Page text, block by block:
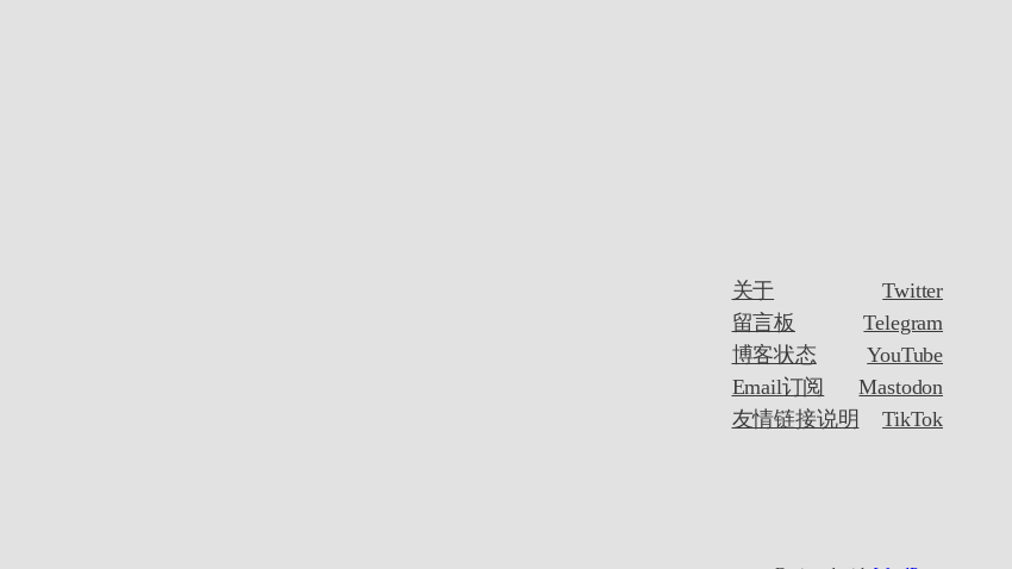
关于
留言板
博客状态
Email订阅
友情链接说明
Twitter
Telegram
YouTube
Mastodon
TikTok